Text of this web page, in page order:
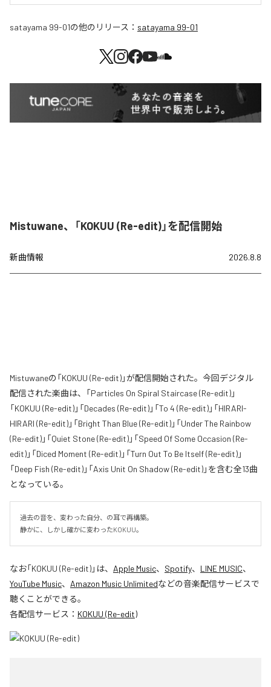
satayama 99-01の他のリリース： satayama 99-01
Mistuwane、「KOKUU (Re-edit)」を配信開始
新曲情報 2026.8.8
Mistuwaneの「KOKUU (Re-edit)」が配信開始された。今回デジタル
配信された楽曲は、「Particles On Spiral Staircase (Re-edit)」
「KOKUU (Re-edit)」「Decades (Re-edit)」「To 4 (Re-edit)」「HIRARI-
HIRARI (Re-edit)」「Bright Than Blue (Re-edit)」「Under The Rainbow
(Re-edit)」「Quiet Stone (Re-edit)」「Speed Of Some Occasion (Re-
edit)」「Diced Moment (Re-edit)」「Turn Out To Be Itself (Re-edit)」
「Deep Fish (Re-edit)」「Axis Unit On Shadow (Re-edit)」を含む全13曲
となっている。
過去の音を、変わった自分、の耳で再構築。
静かに、しかし確かに変わったKOKUU。
なお「KOKUU (Re-edit)」は、 Apple Music、 Spotify、 LINE MUSIC、
YouTube Music、 Amazon Music Unlimitedなどの音楽配信サービスで
聴くことができる。
各配信サービス： KOKUU (Re-edit)